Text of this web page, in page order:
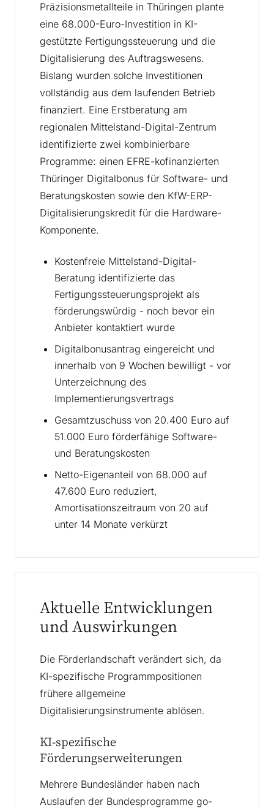
Präzisionsmetallteile in Thüringen plante
eine 68.000-Euro-Investition in KI-
gestützte Fertigungssteuerung und die
Digitalisierung des Auftragswesens.
Bislang wurden solche Investitionen
vollständig aus dem laufenden Betrieb
finanziert. Eine Erstberatung am
regionalen Mittelstand-Digital-Zentrum
identifizierte zwei kombinierbare
Programme: einen EFRE-kofinanzierten
Thüringer Digitalbonus für Software- und
Beratungskosten sowie den KfW-ERP-
Digitalisierungskredit für die Hardware-
Komponente.
Kostenfreie Mittelstand-Digital-
Beratung identifizierte das
Fertigungssteuerungsprojekt als
förderungswürdig - noch bevor ein
Anbieter kontaktiert wurde
Digitalbonusantrag eingereicht und
innerhalb von 9 Wochen bewilligt - vor
Unterzeichnung des
Implementierungsvertrags
Gesamtzuschuss von 20.400 Euro auf
51.000 Euro förderfähige Software-
und Beratungskosten
Netto-Eigenanteil von 68.000 auf
47.600 Euro reduziert,
Amortisationszeitraum von 20 auf
unter 14 Monate verkürzt
Aktuelle Entwicklungen
und Auswirkungen
Die Förderlandschaft verändert sich, da
KI-spezifische Programmpositionen
frühere allgemeine
Digitalisierungsinstrumente ablösen.
KI-spezifische
Förderungserweiterungen
Mehrere Bundesländer haben nach
Auslaufen der Bundesprogramme go-